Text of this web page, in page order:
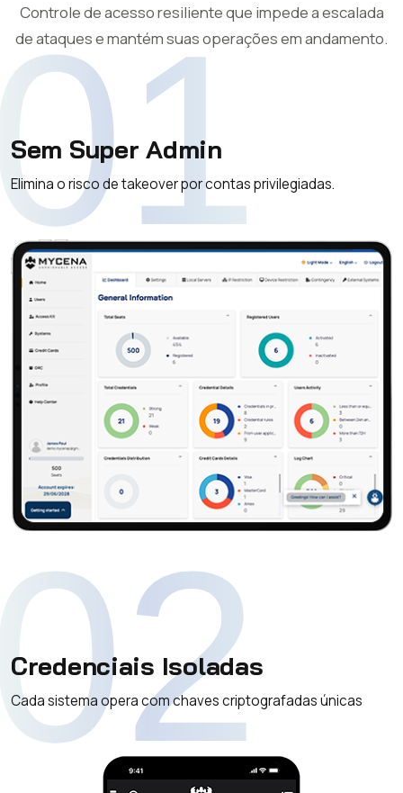
Controle de acesso resiliente que impede a escalada
de ataques e mantém suas operações em andamento.
Sem Super Admin
Elimina o risco de takeover por contas privilegiadas.
Credenciais Isoladas
Cada sistema opera com chaves criptografadas únicas